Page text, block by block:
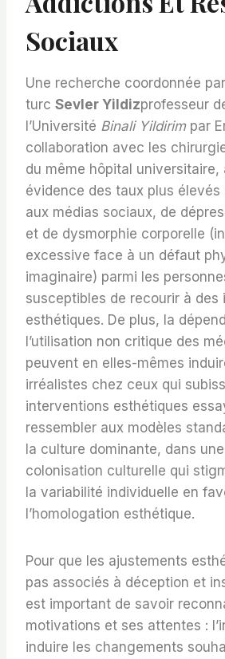
Sociaux
Une recherche coordonnée
turc Sevler Yildizprofesseur
l’Université Binali Yildirimpar
collaboration avec les
du même hôpital universitaire,
évidence des taux plus élevés
aux médias sociaux, de
et de dysmorphie corporelle
excessive face à un défaut
imaginaire) parmi les
susceptibles de recourir à des
esthétiques. De plus, la
l’utilisation non critique des
peuvent en elles-mêmes
irréalistes chez ceux qui
interventions esthétiques
ressembler aux modèles
la culture dominante, dans
colonisation culturelle qui
la variabilité individuelle en
l’homologation esthétique.
Pour que les ajustements
pas associés à déception et
est important de savoir
motivations et ses attentes :
induire les changements